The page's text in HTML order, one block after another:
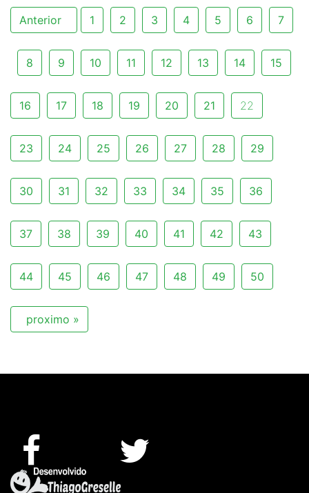
Anterior 1 2 3 4 5 6 7
8 9 10 11 12 13 14 15
16 17 18 19 20 21 22
23 24 25 26 27 28 29
30 31 32 33 34 35 36
37 38 39 40 41 42 43
44 45 46 47 48 49 50
proximo »